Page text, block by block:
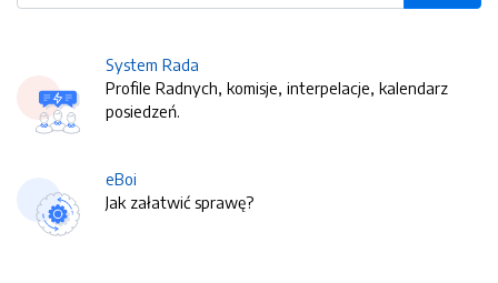
System Rada
Profile Radnych, komisje, interpelacje, kalendarz
posiedzeń.
eBoi
Jak załatwić sprawę?